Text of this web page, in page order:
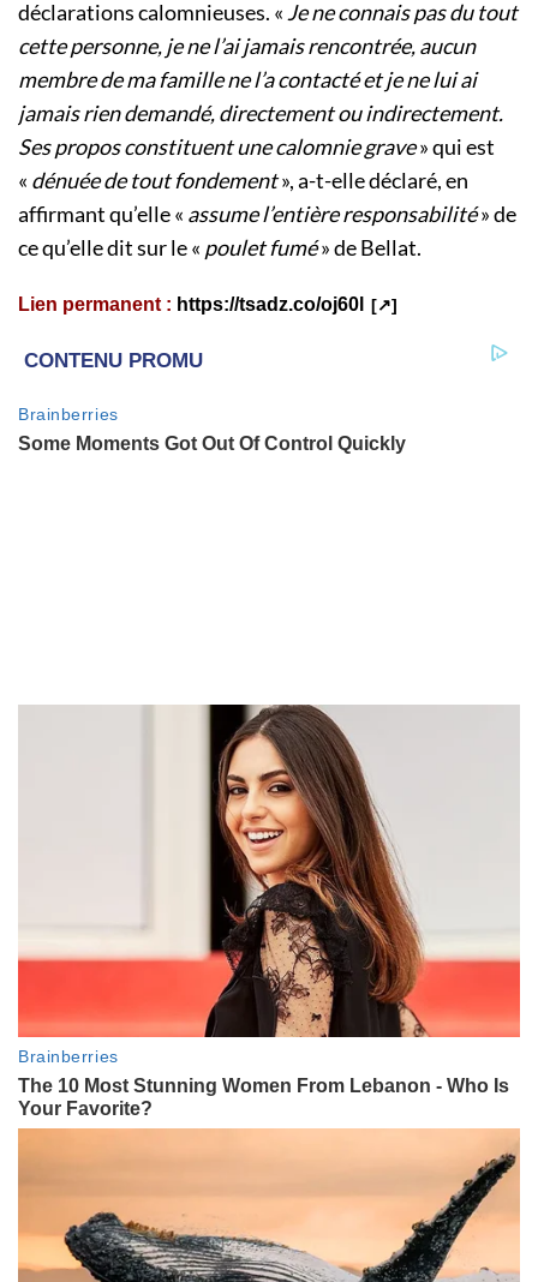
déclarations calomnieuses. « Je ne connais pas du tout
cette personne, je ne l’ai jamais rencontrée, aucun
membre de ma famille ne l’a contacté et je ne lui ai
jamais rien demandé, directement ou indirectement.
Ses propos constituent une calomnie grave» qui est
« dénuée de tout fondement», a-t-elle déclaré, en
affirmant qu’elle « assume l’entière responsabilité» de
ce qu’elle dit sur le « poulet fumé» de Bellat.
Lien permanent : https://tsadz.co/oj60l